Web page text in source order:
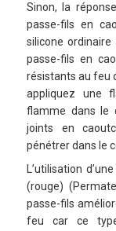
Sinon, la
passe-fils en
silicone
passe-fils en
résistants au feu
appliquez une
flamme dans le
joints en
pénétrer dans le
L’utilisation
(rouge)
passe-fils
feu car ce